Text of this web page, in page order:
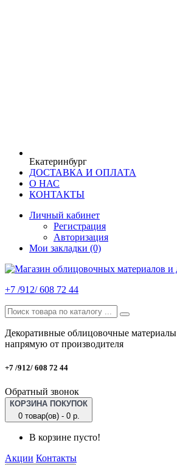
Екатеринбург
ДОСТАВКА И ОПЛАТА
О НАС
КОНТАКТЫ
Личный кабинет
Регистрация
Авторизация
Мои закладки (0)
+7 /912/ 608 72 44
Декоративные облицовочные материалы
напрямую от производителя
+7 /912/ 608 72 44
Обратный звонок
КОРЗИНА ПОКУПОК
0 товар(ов) - 0 р.
В корзине пусто!
Акции Контакты